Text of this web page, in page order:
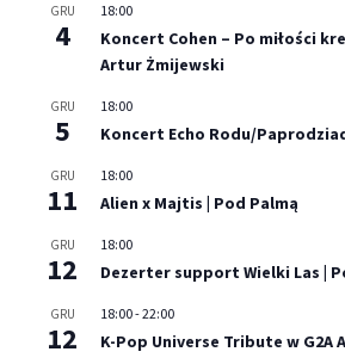
GRU
4
18:00
Koncert Cohen – Po miłości
Artur Żmijewski
GRU
5
18:00
Koncert Echo Rodu/
GRU
11
18:00
Alien x Majtis | Pod Palmą
GRU
12
18:00
Dezerter support Wielki Las |
GRU
12
18:00-22:00
K-Pop Universe Tribute w G2A